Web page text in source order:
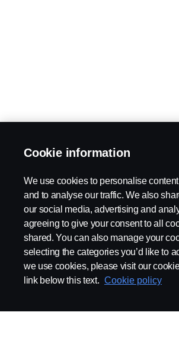
Cookie information
We use cookies to personalise
and to analyse our traffic. We also
our social media, advertising and
agreeing to give your consent to all
shared. You can also manage your
selecting the categories you’d like to
we use cookies, please visit our
link below this text. Cookie policy